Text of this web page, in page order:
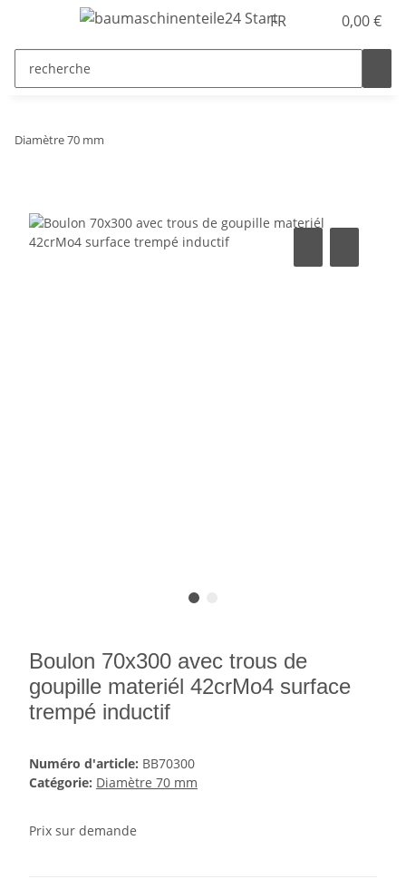
FR 0,00 €
Diamètre 70 mm
Boulon 70x300 avec trous de
goupille materiél 42crMo4 surface
trempé inductif
Numéro d'article: BB70300
Catégorie: Diamètre 70 mm
Prix sur demande